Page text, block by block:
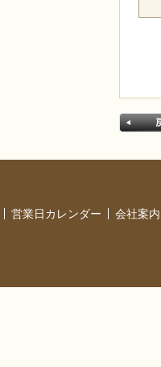
営業日カレンダー 会社案内